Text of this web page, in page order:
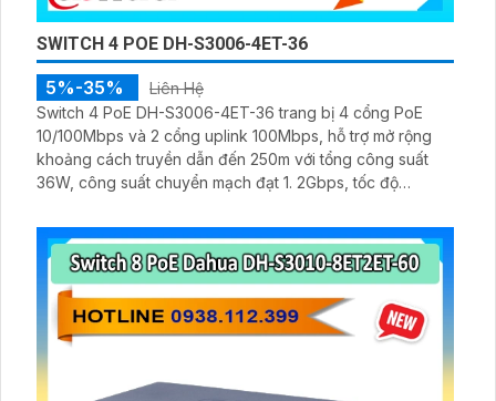
SWITCH 4 POE DH-S3006-4ET-36
5%-35%
Liên Hệ
Switch 4 PoE DH-S3006-4ET-36 trang bị 4 cổng PoE
10/100Mbps và 2 cổng uplink 100Mbps, hỗ trợ mở rộng
khoảng cách truyền dẫn đến 250m với tổng công suất
36W, công suất chuyển mạch đạt 1. 2Gbps, tốc độ
3af/at và chống sét 6KV